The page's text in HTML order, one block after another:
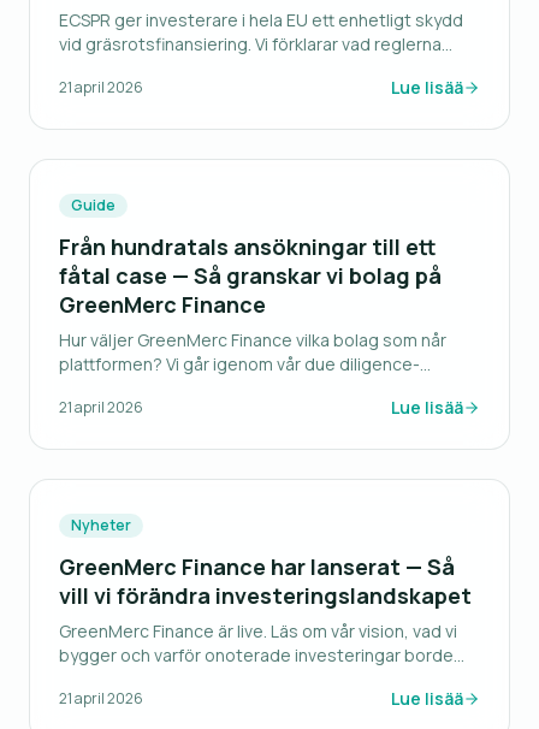
ECSPR ger investerare i hela EU ett enhetligt skydd
vid gräsrotsfinansiering. Vi förklarar vad reglerna
21 april 2026 Lue lisää
Guide
Från hundratals ansökningar till ett
fåtal case — Så granskar vi bolag på
GreenMerc Finance
Hur väljer GreenMerc Finance vilka bolag som når
plattformen? Vi går igenom vår due diligence-
21 april 2026 Lue lisää
Nyheter
GreenMerc Finance har lanserat — Så
vill vi förändra investeringslandskapet
GreenMerc Finance är live. Läs om vår vision, vad vi
bygger och varför onoterade investeringar borde
21 april 2026 Lue lisää